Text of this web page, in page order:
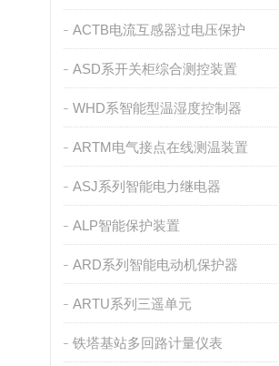
ACTB电流互感器过电压保护
ASD系开关柜综合测控装置
WHD系智能型温湿度控制器
ARTM电气接点在线测温装置
ASJ系列智能电力继电器
ALP智能保护装置
ARD系列智能电动机保护器
ARTU系列三遥单元
铁塔基站多回路计量仪表